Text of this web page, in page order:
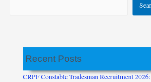
Recent Posts
CRPF Constable Tradesman Recruitment